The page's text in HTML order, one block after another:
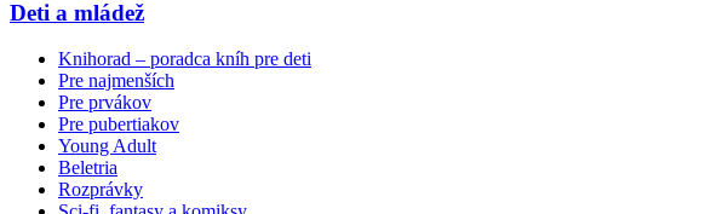
Deti a mládež
Knihorad – poradca kníh pre deti
Pre najmenších
Pre prvákov
Pre pubertiakov
Young Adult
Beletria
Rozprávky